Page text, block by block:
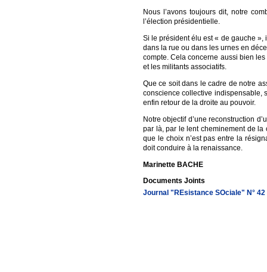
Nous l’avons toujours dit, notre
l’élection présidentielle.
Si le président élu est « de gauche
dans la rue ou dans les urnes en
compte. Cela concerne aussi bien
et les militants associatifs.
Que ce soit dans le cadre de notre
conscience collective indispensable,
enfin retour de la droite au pouvoir.
Notre objectif d’une reconstruction
par là, par le lent cheminement de la
que le choix n’est pas entre la
doit conduire à la renaissance.
Marinette BACHE
Documents Joints
Journal "REsistance SOciale" N° 42